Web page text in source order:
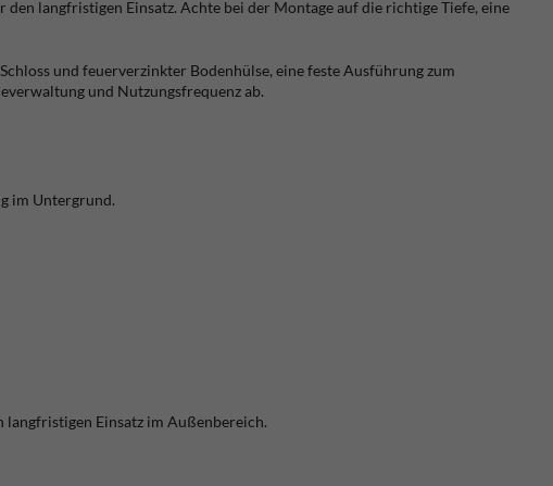
langfristigen Einsatz. Achte bei der Montage auf die richtige Tiefe, eine
und feuerverzinkter Bodenhülse, eine feste Ausführung zum
und Nutzungsfrequenz ab.
im Untergrund.
langfristigen Einsatz im Außenbereich.